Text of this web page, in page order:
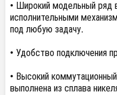
• Широкий модельный ряд
исполнительными
под любую задачу.
• Удобство подключения
• Высокий
выполнена из сплава